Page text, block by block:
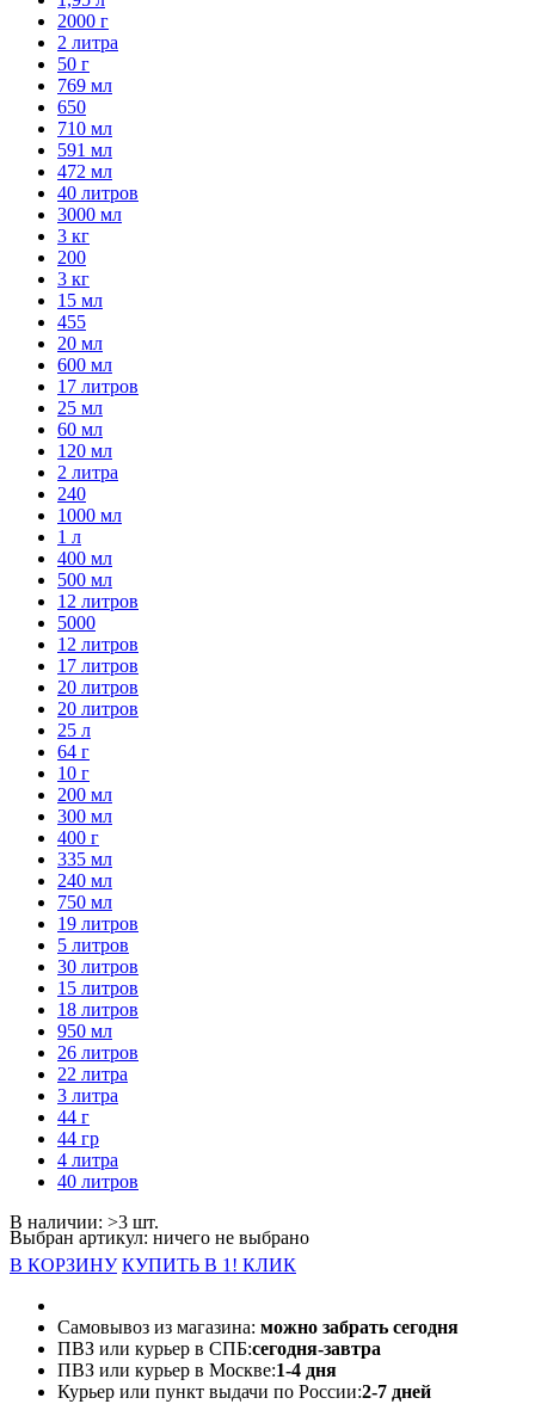
2000 г
2 литра
50 г
769 мл
650
710 мл
591 мл
472 мл
40 литров
3000 мл
3 кг
200
3 кг
15 мл
455
20 мл
600 мл
17 литров
25 мл
60 мл
120 мл
2 литра
240
1000 мл
1 л
400 мл
500 мл
12 литров
5000
12 литров
17 литров
20 литров
20 литров
25 л
64 г
10 г
200 мл
300 мл
400 г
335 мл
240 мл
750 мл
19 литров
5 литров
30 литров
15 литров
18 литров
950 мл
26 литров
22 литра
3 литра
44 г
44 гр
4 литра
40 литров
В наличии: >3 шт.
Выбран артикул: ничего не выбрано
В КОРЗИНУ КУПИТЬ В 1! КЛИК
Самовывоз из магазина: можно забрать сегодня
ПВЗ или курьер в СПБ:сегодня-завтра
ПВЗ или курьер в Москве:1-4 дня
Курьер или пункт выдачи по России:2-7 дней